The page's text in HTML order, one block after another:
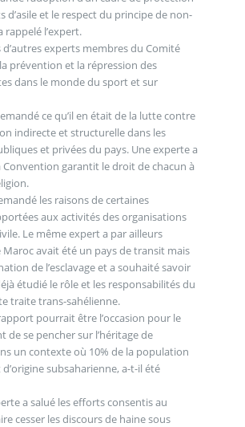
d’asile et le respect du principe de non-
l’expert.
d’autres experts membres du Comité
prévention et la répression des
dans le monde du sport et sur
ce qu’il en était de la lutte contre
indirecte et structurelle dans les
et privées du pays. Une experte a
Convention garantit le droit de chacun à
les raisons de certaines
aux activités des organisations
Le même expert a par ailleurs
Maroc avait été un pays de transit mais
de l’esclavage et a souhaité savoir
étudié le rôle et les responsabilités du
traite trans-sahélienne.
pourrait être l’occasion pour le
de se pencher sur l’héritage de
un contexte où 10% de la population
subsaharienne, a-t-il été
a salué les efforts consentis au
cesser les discours de haine sous